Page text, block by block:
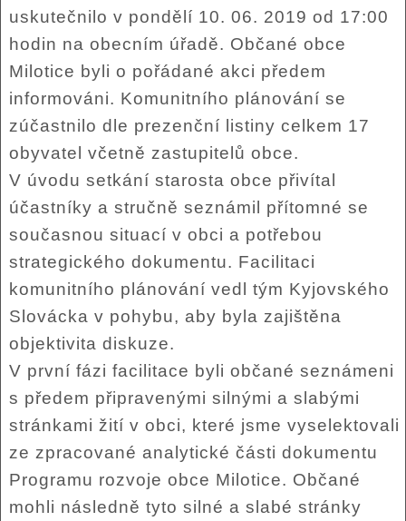
uskutečnilo v pondělí 10. 06. 2019 od 17:00
hodin na obecním úřadě. Občané obce
Milotice byli o pořádané akci předem
informováni. Komunitního plánování se
zúčastnilo dle prezenční listiny celkem 17
obyvatel včetně zastupitelů obce.
V úvodu setkání starosta obce přivítal
účastníky a stručně seznámil přítomné se
současnou situací v obci a potřebou
strategického dokumentu. Facilitaci
komunitního plánování vedl tým Kyjovského
Slovácka v pohybu, aby byla zajištěna
objektivita diskuze.
V první fázi facilitace byli občané seznámeni
s předem připravenými silnými a slabými
stránkami žití v obci, které jsme vyselektovali
ze zpracované analytické části dokumentu
Programu rozvoje obce Milotice. Občané
mohli následně tyto silné a slabé stránky